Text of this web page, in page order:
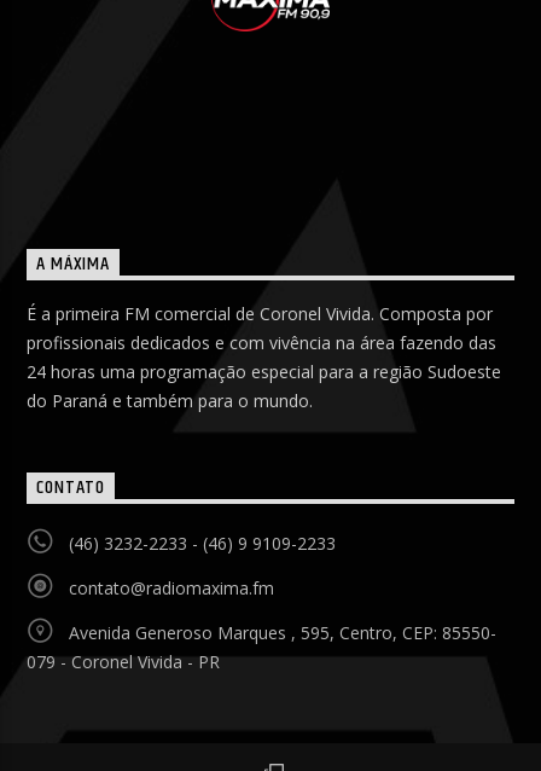
A MÁXIMA
É a primeira FM comercial de Coronel Vivida. Composta por
profissionais dedicados e com vivência na área fazendo das
24 horas uma programação especial para a região Sudoeste
do Paraná e também para o mundo.
CONTATO
(46) 3232-2233 - (46) 9 9109-2233
contato@radiomaxima.fm
Avenida Generoso Marques , 595, Centro, CEP: 85550-
079 - Coronel Vivida - PR